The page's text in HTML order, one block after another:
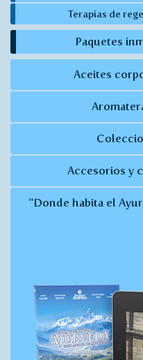
Terapias de
Paquetes
Aceites
Accesorios y
"Donde habita el